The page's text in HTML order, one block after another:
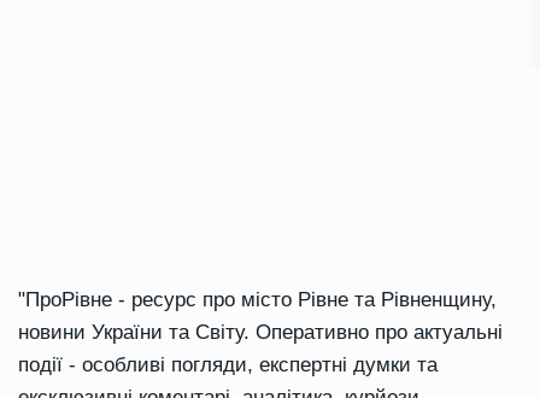
"ПроРівне - ресурс про місто Рівне та Рівненщину,
новини України та Світу. Оперативно про актуальні
події - особливі погляди, експертні думки та